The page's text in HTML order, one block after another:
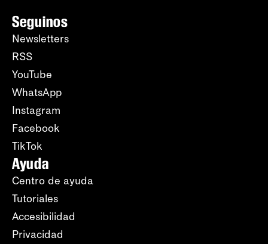
Seguinos
Newsletters
RSS
YouTube
WhatsApp
Instagram
Facebook
TikTok
Ayuda
Centro de ayuda
Tutoriales
Accesibilidad
Privacidad